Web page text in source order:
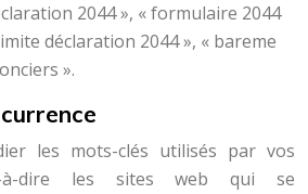
2044 », « formulaire 2044
déclaration 2044 », « bareme
».
les mots-clés utilisés par vos
à-dire les sites web qui se